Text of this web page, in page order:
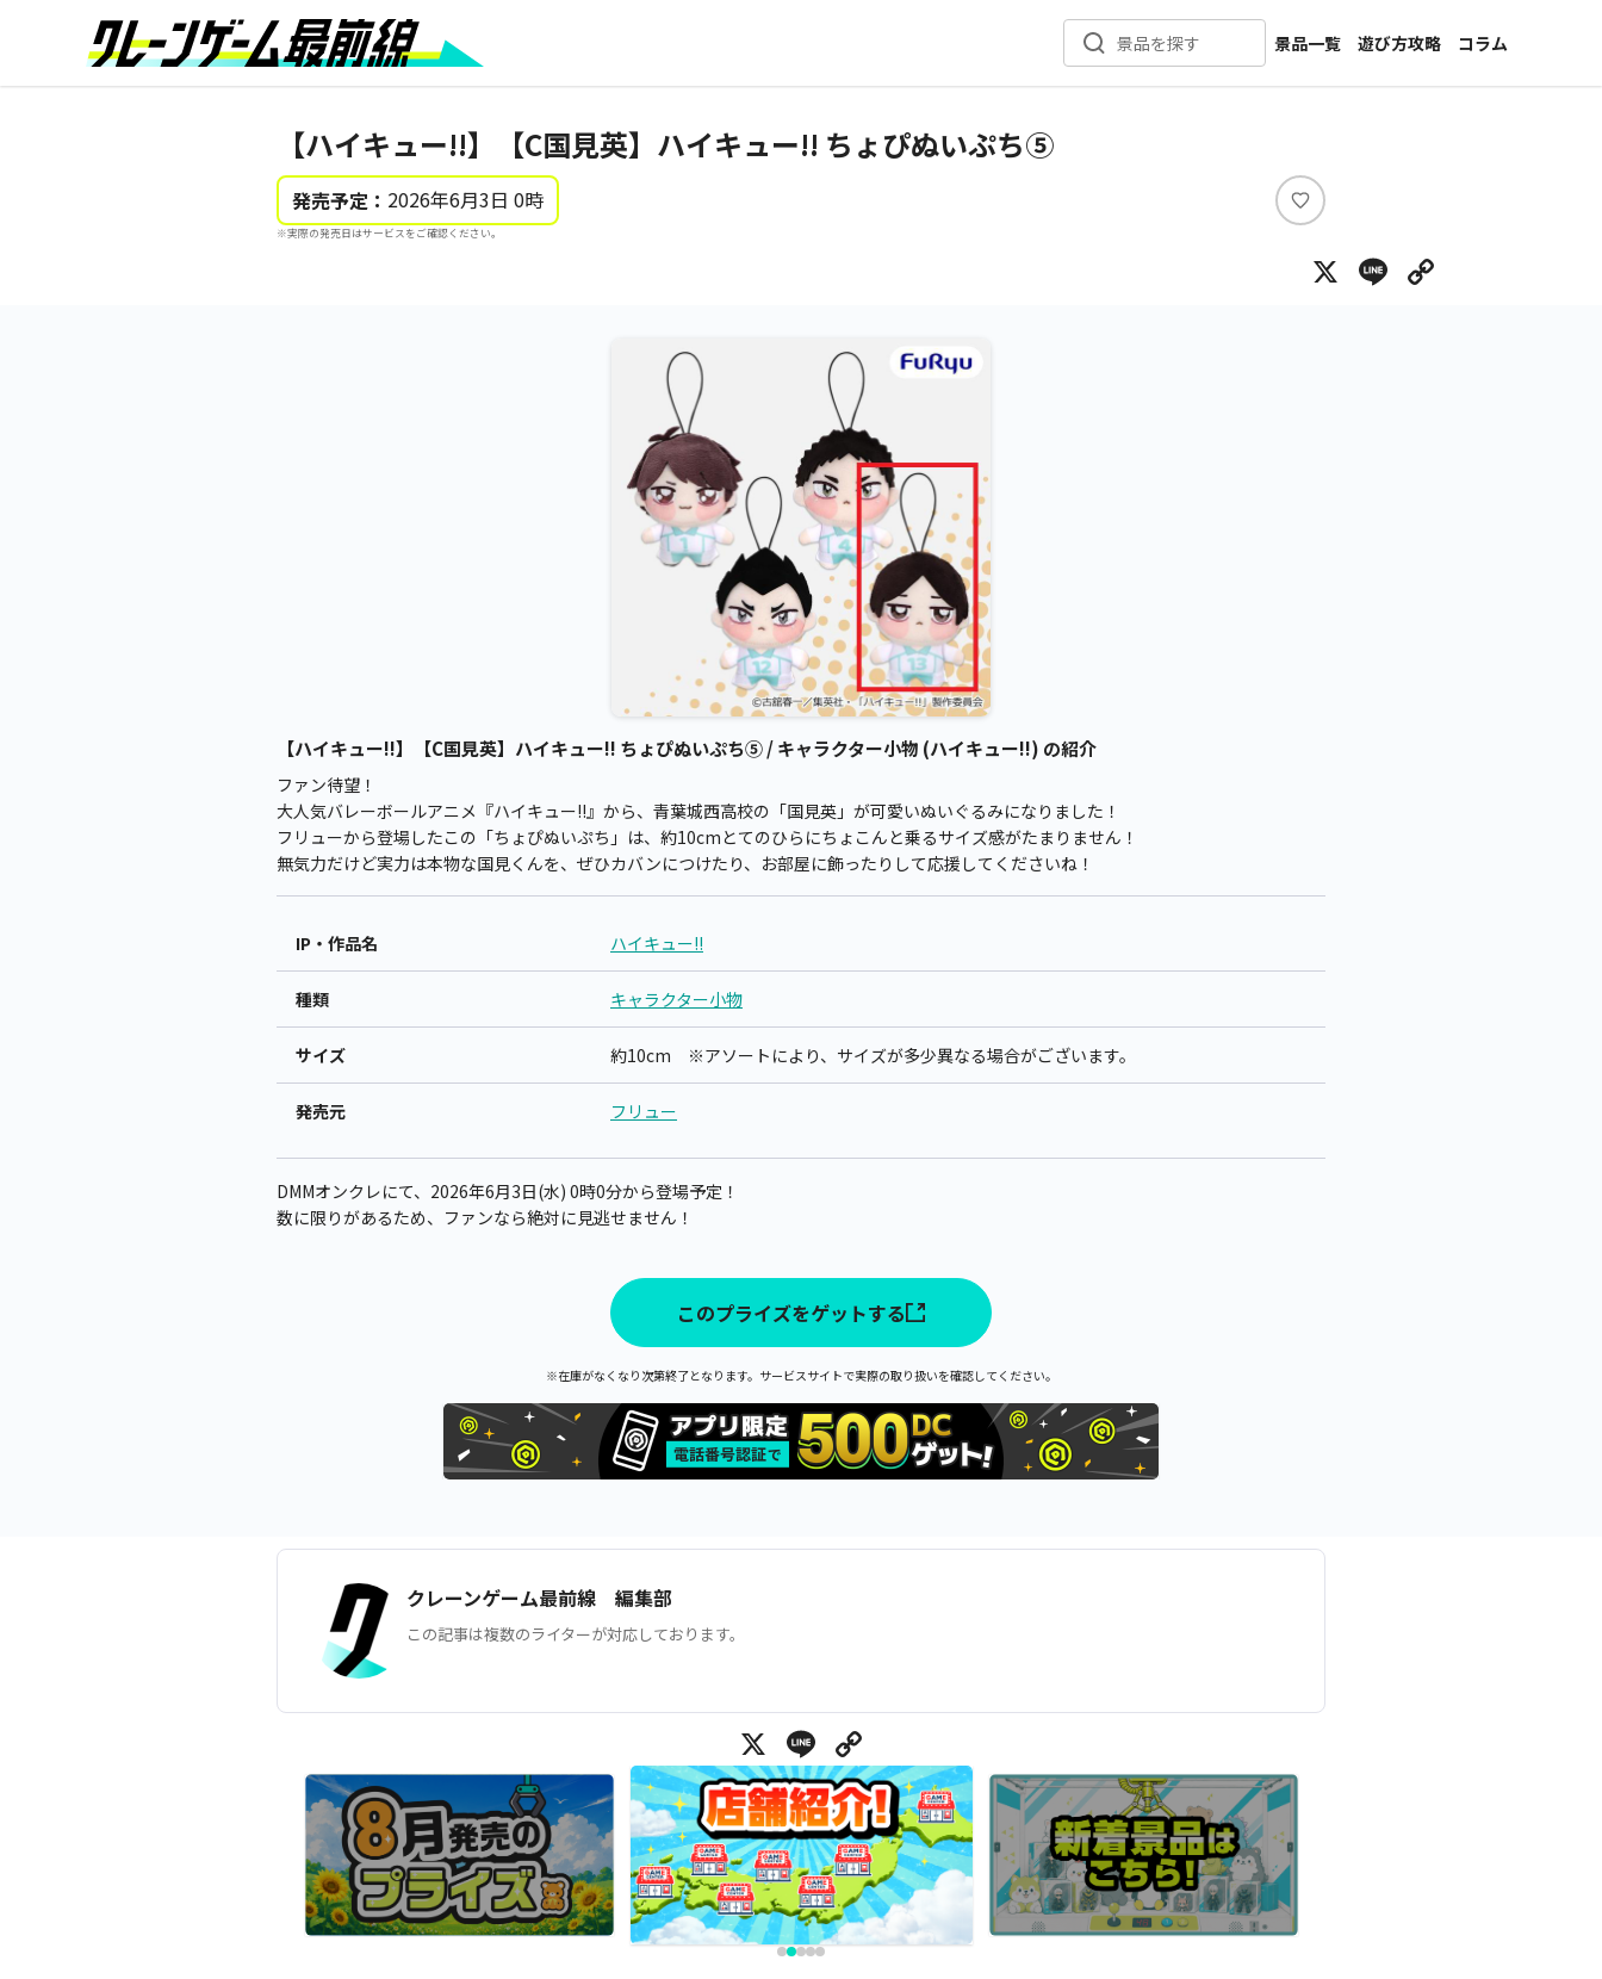
景品を探す
景品一覧
新着景品
メーカー一覧
遊び方攻略
コラム
インタビュー
【ハイキュー!!】【C国見英】ハイキュー!! ちょぴぬいぷち⑤
発売予定： 2026年6月3日 0時
※実際の発売日はサービスをご確認ください。
い
ね
X Line
【ハイキュー!!】【C国見英】ハイキュー!! ちょぴぬいぷち⑤ / キャラクター小物 (ハイキュー!!) の紹介
ファン待望！
大人気バレーボールアニメ『ハイキュー!!』から、青葉城西高校の「国見英」が可愛いぬいぐるみになりました！
フリューから登場したこの「ちょぴぬいぷち」は、約10cmとてのひらにちょこんと乗るサイズ感がたまりません！
無気力だけど実力は本物な国見くんを、ぜひカバンにつけたり、お部屋に飾ったりして応援してくださいね！
IP・作品名 ハイキュー!!
種類 キャラクター小物
サイズ 約10cm ※アソートにより、サイズが多少異なる場合がございます。
発売元 フリュー
DMMオンクレにて、2026年6月3日(水) 0時0分から登場予定！
数に限りがあるため、ファンなら絶対に見逃せません！
このプライズをゲットする
※在庫がなくなり次第終了となります。サービスサイトで実際の取り扱いを確認してください。
クレーンゲーム最前線 編集部
この記事は複数のライターが対応しております。
X Line